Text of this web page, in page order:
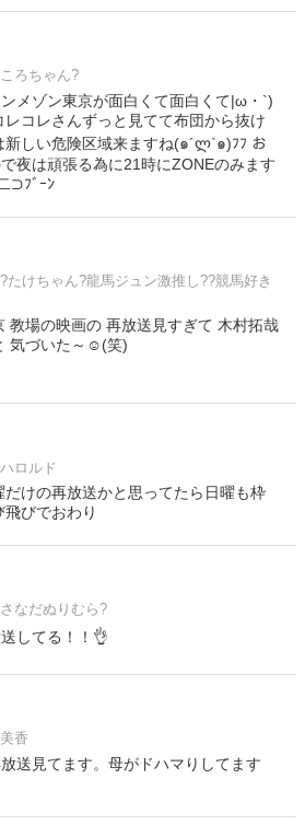
ころちゃん?
メゾン東京が面白くて面白くて|ω・`)
レコレさんずっと見てて布団から抜け
しい危険区域来ますね(๑´ლ`๑)ﾌﾌ お
夜は頑張る為に21時にZONEのみます
⊃ﾌﾞｰﾝ
?たけちゃん?龍馬ジュン激推し??競馬好き
教場の映画の 再放送見すぎて 木村拓哉
気づいた～☺️(笑)
ハロルド
けの再放送かと思ってたら日曜も枠
びでおわり
さなだぬりむら?
してる！！👌
美香
送見てます。母がドハマりしてます